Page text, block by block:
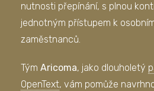
nutnosti přepínání, s plnou
jednotným přístupem k
zaměstnanců.
Tým Aricoma, jako dlouholetý
OpenText, vám pomůže